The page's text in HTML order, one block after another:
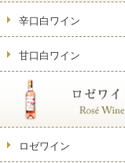
辛口白ワイン
甘口白ワイン
ロゼワイン